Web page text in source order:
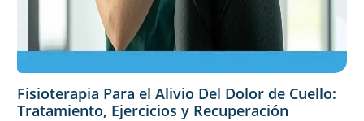
Fisioterapia Para el Alivio Del Dolor de Cuello:
Tratamiento, Ejercicios y Recuperación